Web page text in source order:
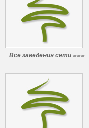
Все заведения сети